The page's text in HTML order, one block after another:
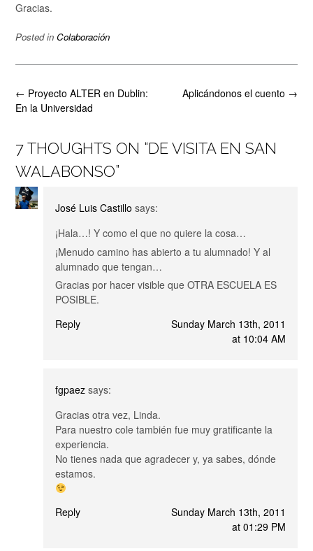
Gracias.
Posted in Colaboración
Post
navigation
Aplicándonos el cuento →
← Proyecto ALTER en Dublin:
En la Universidad
7 THOUGHTS ON “DE VISITA EN SAN
WALABONSO”
José Luis Castillo says:
¡Hala…! Y como el que no quiere la cosa…
¡Menudo camino has abierto a tu alumnado! Y al
alumnado que tengan…
Gracias por hacer visible que OTRA ESCUELA ES
POSIBLE.
Reply
Sunday March 13th, 2011
at 10:04 AM
fgpaez says:
Gracias otra vez, Linda.
Para nuestro cole también fue muy gratificante la
experiencia.
No tienes nada que agradecer y, ya sabes, dónde
estamos.
Reply
Sunday March 13th, 2011
at 01:29 PM